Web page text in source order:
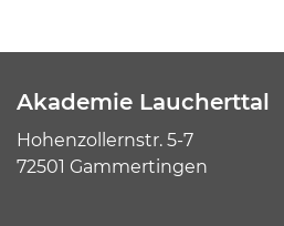
Akademie Laucherttal
Hohenzollernstr. 5-7
72501 Gammertingen